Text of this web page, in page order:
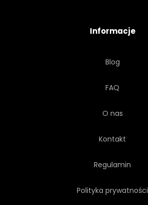
Informacje
Blog
FAQ
O nas
Kontakt
Regulamin
Polityka prywatności